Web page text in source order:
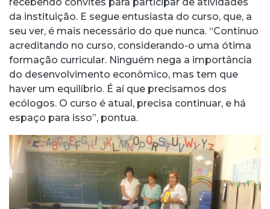
da instituição. E segue entusiasta do curso, que, a
seu ver, é mais necessário do que nunca. “Continuo
acreditando no curso, considerando-o uma ótima
formação curricular. Ninguém nega a importância
do desenvolvimento econômico, mas tem que
haver um equilíbrio. É aí que precisamos dos
ecólogos. O curso é atual, precisa continuar, e há
espaço para isso”, pontua.